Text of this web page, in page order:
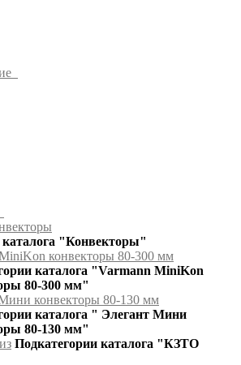
каталога "Конвекторы"
конвекторы 80-300 мм
каталога "Varmann MiniKon
80-300 мм"
конвекторы 80-130 мм
каталога " Элегант Мини
80-130 мм"
Подкатегории каталога "КЗТО